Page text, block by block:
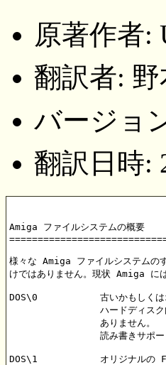
原著作者:
翻訳者: 野
バージョ
翻訳日時:
Amiga ファイルシステムの概要
様々な Amiga ファイルシステムの
けではありません。現状 Amiga に
DOS\0		古いかもしくはオリジナルのファイルシステムで、実際には
ハードディスク
DOS\1		オリジナルの Fast File System です。読み書きサポートさ